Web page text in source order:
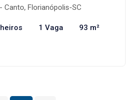
Canto, Florianópolis-SC
1 Vaga 93 m²